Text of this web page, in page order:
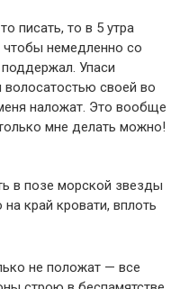
писать, то в 5 утра
немедленно со
Упаси
волосатостью своей во
наложат. Это вообще
мне делать можно!
в позе морской звезды
край кровати, вплоть
не положат — все